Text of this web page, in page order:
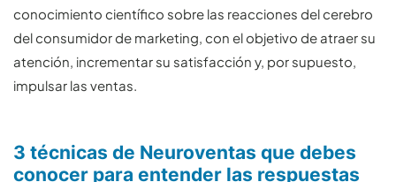
conocimiento científico sobre las reacciones del cerebro
del consumidor de marketing, con el objetivo de atraer su
atención, incrementar su satisfacción y, por supuesto,
impulsar las ventas.
3 técnicas de Neuroventas que debes
conocer para entender las respuestas